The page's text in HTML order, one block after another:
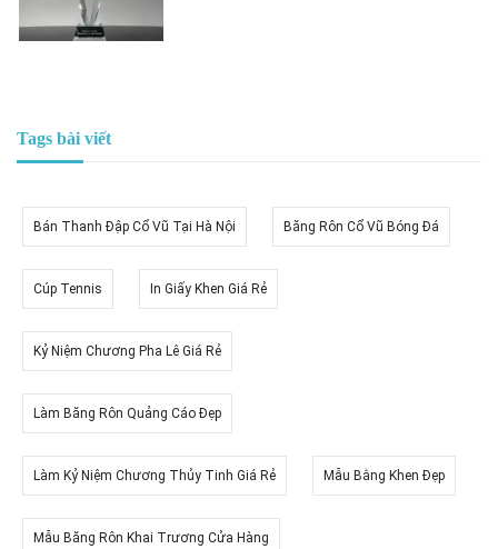
Tags bài viết
Bán Thanh Đập Cổ Vũ Tại Hà Nội Băng Rôn Cổ Vũ Bóng Đá
Cúp Tennis In Giấy Khen Giá Rẻ
Kỷ Niệm Chương Pha Lê Giá Rẻ
Làm Băng Rôn Quảng Cáo Đẹp
Làm Kỷ Niệm Chương Thủy Tinh Giá Rẻ Mẫu Bằng Khen Đẹp
Mẫu Băng Rôn Khai Trương Cửa Hàng